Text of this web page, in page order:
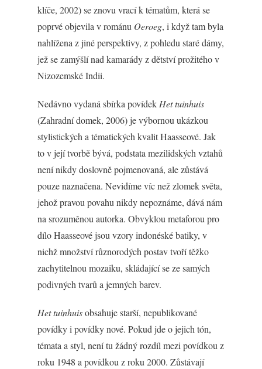
klíče, 2002) se znovu vrací k tématům, která se
poprvé objevila v románu Oeroeg, i když tam byla
nahlížena z jiné perspektivy, z pohledu staré dámy,
jež se zamýšlí nad kamarády z dětství prožitého v
Nizozemské Indii.
Nedávno vydaná sbírka povídek Het tuinhuis
(Zahradní domek, 2006) je výbornou ukázkou
stylistických a tématických kvalit Haasseové. Jak
to v její tvorbě bývá, podstata mezilidských vztahů
není nikdy doslovně pojmenovaná, ale zůstává
pouze naznačena. Nevidíme víc než zlomek světa,
jehož pravou povahu nikdy nepoznáme, dává nám
na srozuměnou autorka. Obvyklou metaforou pro
dílo Haasseové jsou vzory indonéské batiky, v
nichž množství různorodých postav tvoří těžko
zachytitelnou mozaiku, skládající se ze samých
podivných tvarů a jemných barev.
Het tuinhuisobsahuje starší, nepublikované
povídky i povídky nové. Pokud jde o jejich tón,
témata a styl, není tu žádný rozdíl mezi povídkou z
roku 1948 a povídkou z roku 2000. Zůstávají